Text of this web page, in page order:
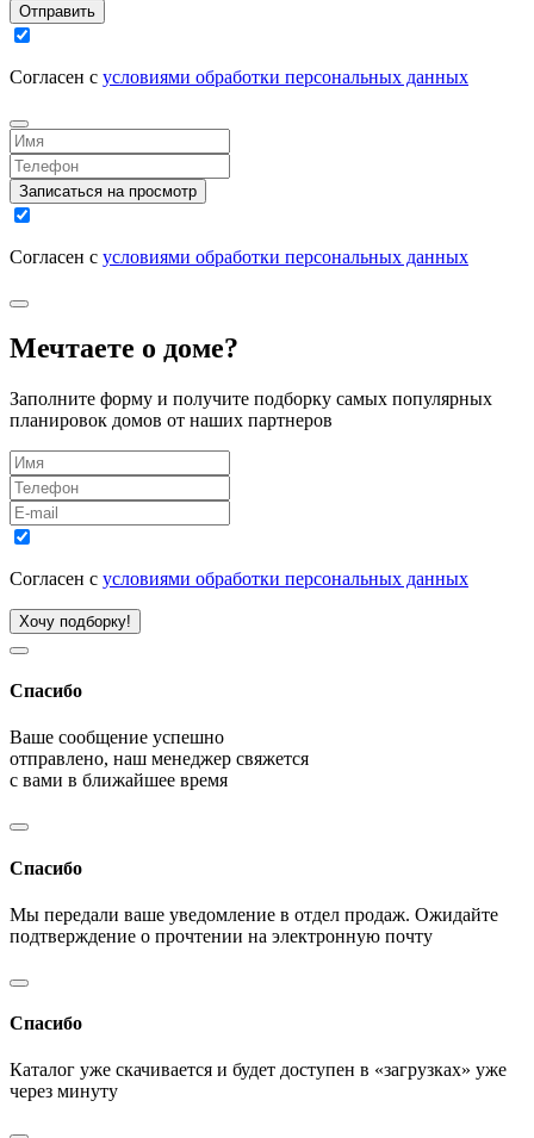
Отправить
Согласен с условиями обработки персональных данных
Записаться на просмотр
Согласен с условиями обработки персональных данных
Мечтаете о доме?
Заполните форму и получите подборку самых популярных
планировок домов от наших партнеров
Согласен с условиями обработки персональных данных
Хочу подборку!
Спасибо
Ваше сообщение успешно
отправлено, наш менеджер свяжется
с вами в ближайшее время
Спасибо
Мы передали ваше уведомление в отдел продаж. Ожидайте
подтверждение о прочтении на электронную почту
Спасибо
Каталог уже скачивается и будет доступен в «загрузках» уже
через минуту